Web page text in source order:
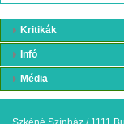
Kritikák
Infó
Média